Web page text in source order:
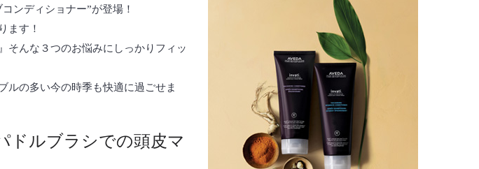
ンディショナー”が登場！
ます！
そんな３つのお悩みにしっかりフィッ
ルの多い今の時季も快適に過ごせま
ドルブラシでの頭皮マ